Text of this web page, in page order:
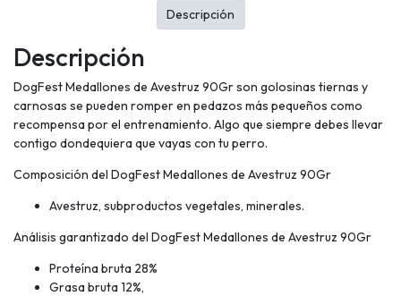
Descripción
DogFest Medallones de Avestruz 90Gr son golosinas tiernas y
carnosas se pueden romper en pedazos más pequeños como
recompensa por el entrenamiento. Algo que siempre debes llevar
contigo dondequiera que vayas con tu perro.
Composición del DogFest Medallones de Avestruz 90Gr
Avestruz, subproductos vegetales, minerales.
Análisis garantizado del DogFest Medallones de Avestruz 90Gr
Proteína bruta 28%
Grasa bruta 12%,
Descripción